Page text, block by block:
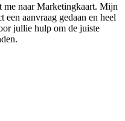
me naar Marketingkaart. Mijn
een aanvraag gedaan en heel
jullie hulp om de juiste